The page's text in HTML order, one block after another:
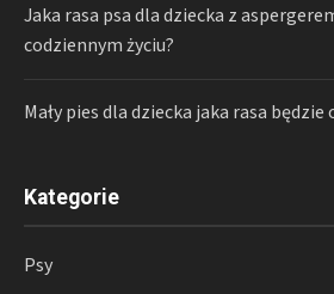
Jaka rasa psa dla dziecka z
codziennym życiu?
Mały pies dla dziecka jaka rasa
Kategorie
Psy